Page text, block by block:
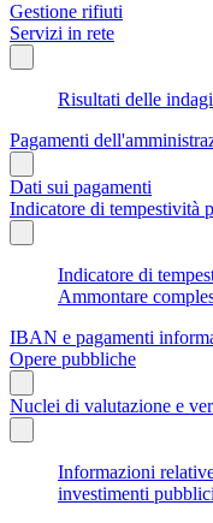
Gestione rifiuti
Servizi in rete
Risultati delle
Pagamenti
Dati sui pagamenti
Indicatore di tempestività
Indicatore di
Ammontare
IBAN e pagamenti
Opere pubbliche
Nuclei di valutazione e
Informazioni
investimenti pubblici